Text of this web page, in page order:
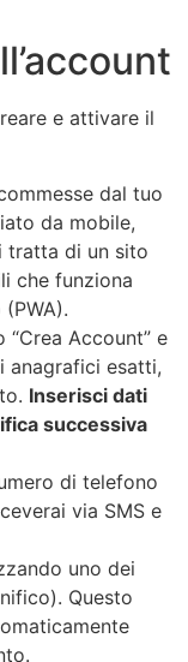
e attivare il
dal tuo
da mobile,
tratta di un sito
che funziona
“Crea Account” e
anagrafici esatti,
Inserisci dati
successiva
di telefono
via SMS e
uno dei
Questo